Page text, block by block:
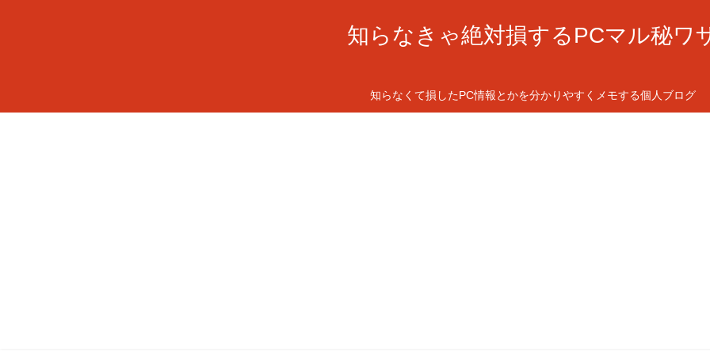
知らなきゃ絶対損するPCマル秘ワ
知らなくて損したPC情報とかを分かりやすくメモする個人ブログ